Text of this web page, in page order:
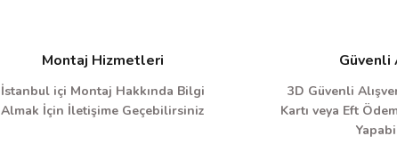
Montaj Hizmetleri
İstanbul içi Montaj Hakkında Bilgi
Almak İçin İletişime Geçebilirsiniz
Güvenli
3D Güvenli
Kartı veya Eft